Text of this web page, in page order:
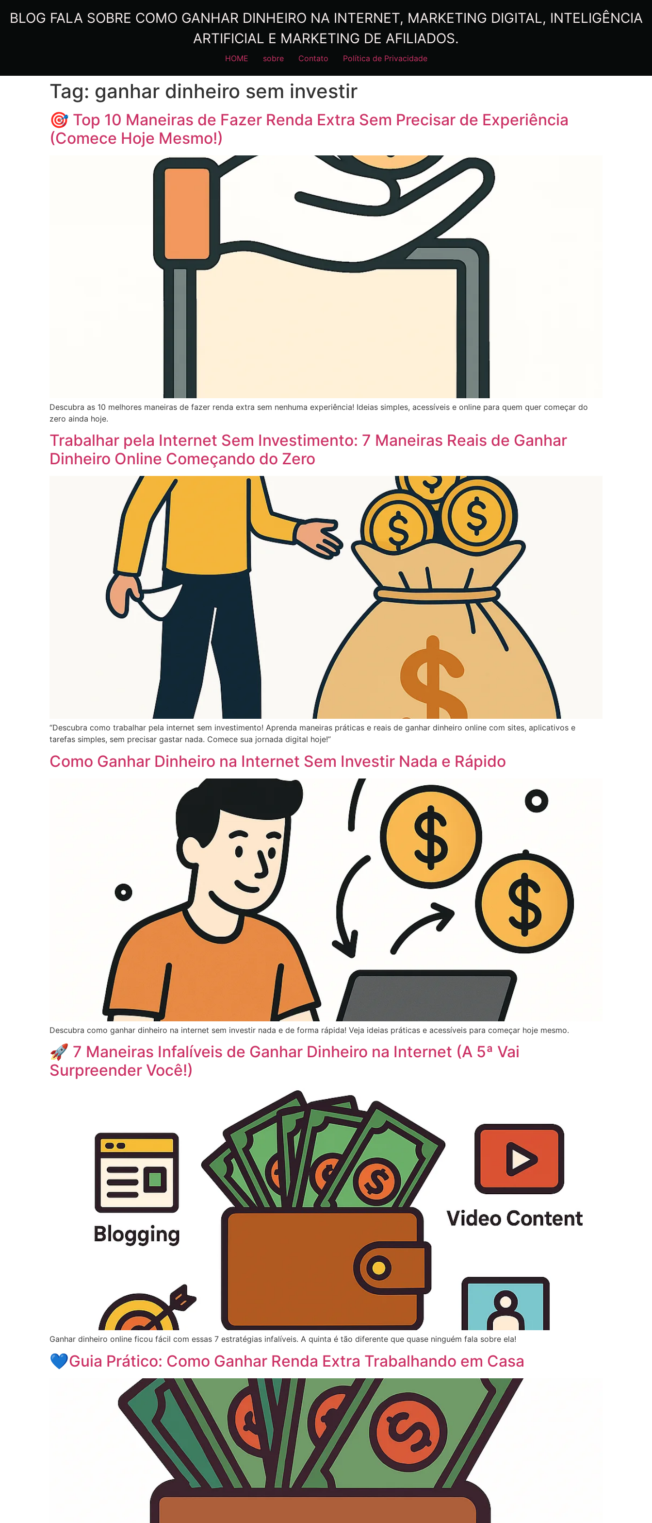
BLOG FALA SOBRE COMO GANHAR DINHEIRO NA INTERNET, MARKETING DIGITAL, INTELIGÊNCIA
ARTIFICIAL E MARKETING DE AFILIADOS.
HOME sobre Contato Política de Privacidade
Tag: ganhar dinheiro sem investir
🎯 Top 10 Maneiras de Fazer Renda Extra Sem Precisar de Experiência
(Comece Hoje Mesmo!)
Descubra as 10 melhores maneiras de fazer renda extra sem nenhuma experiência! Ideias simples, acessíveis e online para quem quer começar do
zero ainda hoje.
Trabalhar pela Internet Sem Investimento: 7 Maneiras Reais de Ganhar
Dinheiro Online Começando do Zero
“Descubra como trabalhar pela internet sem investimento! Aprenda maneiras práticas e reais de ganhar dinheiro online com sites, aplicativos e
tarefas simples, sem precisar gastar nada. Comece sua jornada digital hoje!”
Como Ganhar Dinheiro na Internet Sem Investir Nada e Rápido
Descubra como ganhar dinheiro na internet sem investir nada e de forma rápida! Veja ideias práticas e acessíveis para começar hoje mesmo.
🚀 7 Maneiras Infalíveis de Ganhar Dinheiro na Internet (A 5ª Vai
Surpreender Você!)
Ganhar dinheiro online ficou fácil com essas 7 estratégias infalíveis. A quinta é tão diferente que quase ninguém fala sobre ela!
💙Guia Prático: Como Ganhar Renda Extra Trabalhando em Casa